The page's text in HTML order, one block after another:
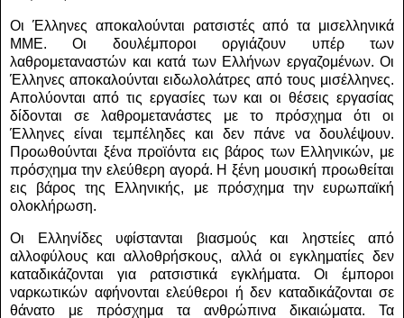
Οι Έλληνες αποκαλούνται ρατσιστές από τα μισελληνικά
ΜΜΕ. Οι δουλέμποροι οργιάζουν υπέρ των
λαθρομεταναστών και κατά των Ελλήνων εργαζομένων. Οι
Έλληνες αποκαλούνται ειδωλολάτρες από τους μισέλληνες.
Απολύονται από τις εργασίες των και οι θέσεις εργασίας
δίδονται σε λαθρομετανάστες με το πρόσχημα ότι οι
Έλληνες είναι τεμπέληδες και δεν πάνε να δουλέψουν.
Προωθούνται ξένα προϊόντα εις βάρος των Ελληνικών, με
πρόσχημα την ελεύθερη αγορά. Η ξένη μουσική προωθείται
εις βάρος της Ελληνικής, με πρόσχημα την ευρωπαϊκή
ολοκλήρωση.
Οι Ελληνίδες υφίστανται βιασμούς και ληστείες από
αλλοφύλους και αλλοθρήσκους, αλλά οι εγκληματίες δεν
καταδικάζονται για ρατσιστικά εγκλήματα. Οι έμποροι
ναρκωτικών αφήνονται ελεύθεροι ή δεν καταδικάζονται σε
θάνατο με πρόσχημα τα ανθρώπινα δικαιώματα. Τα